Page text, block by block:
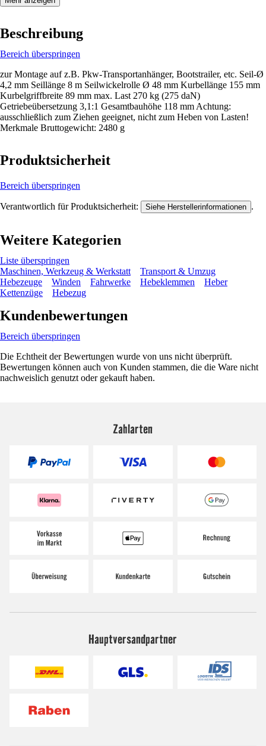
Beschreibung
Bereich überspringen
zur Montage auf z.B. Pkw-Transportanhänger, Bootstrailer, etc. Seil-Ø
4,2 mm Seillänge 8 m Seilwickelrolle Ø 48 mm Kurbellänge 155 mm
Kurbelgriffbreite 89 mm max. Last 270 kg (275 daN)
Getriebeübersetzung 3,1:1 Gesamtbauhöhe 118 mm Achtung:
ausschließlich zum Ziehen geeignet, nicht zum Heben von Lasten!
Merkmale Bruttogewicht: 2480 g
Produktsicherheit
Bereich überspringen
Verantwortlich für Produktsicherheit: Siehe Herstellerinformationen .
Weitere Kategorien
Liste überspringen
Maschinen, Werkzeug & Werkstatt
Transport & Umzug
Hebezeuge
Winden Fahrwerke Hebeklemmen
Heber
Kettenzüge
Hebezug
Kundenbewertungen
Bereich überspringen
Die Echtheit der Bewertungen wurde von uns nicht überprüft.
Bewertungen können auch von Kunden stammen, die die Ware nicht
nachweislich genutzt oder gekauft haben.
Zahlarten
Hauptversandpartner